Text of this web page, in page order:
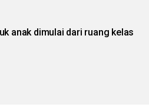
anak dimulai dari ruang kelas